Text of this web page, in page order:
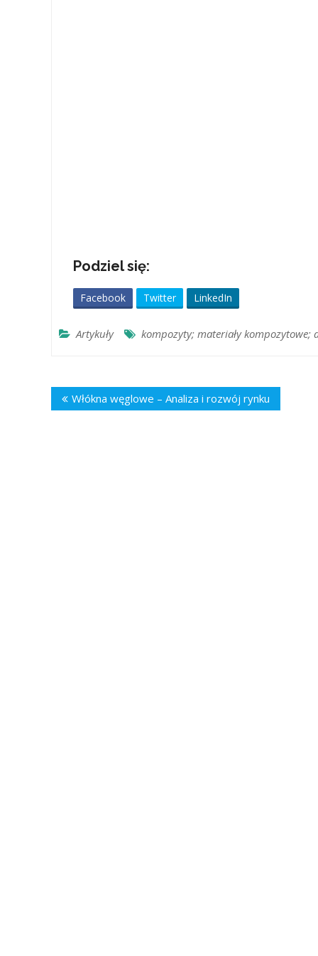
Podziel się:
Facebook Twitter LinkedIn
Artykuły kompozyty; materiały kompozytowe;
Nawigacja
wpisu
Włókna węglowe – Analiza i rozwój rynku